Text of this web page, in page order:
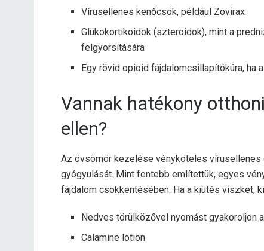
Vírusellenes kenőcsök, például Zovirax
Glükokortikoidok (szteroidok), mint a
felgyorsítására
Egy rövid opioid fájdalomcsillapítókúra, ha
Vannak hatékony
ellen?
Az övsömör kezelése vényköteles
gyógyulását. Mint fentebb említettük, egyes
fájdalom csökkentésében. Ha a kiütés viszket,
Nedves törülközővel nyomást gyakoroljon
Calamine lotion